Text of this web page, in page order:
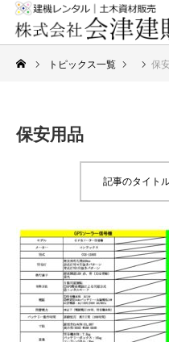
トピックス一覧 保
保安用品
記事のタイト